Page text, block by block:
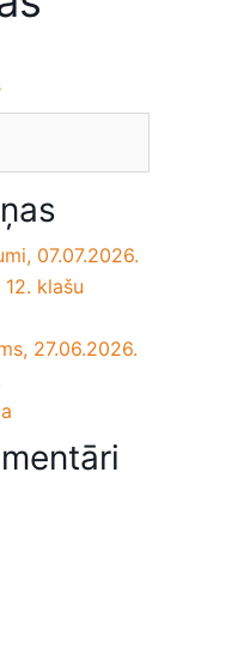
07.07.2026.
klašu
27.06.2026.